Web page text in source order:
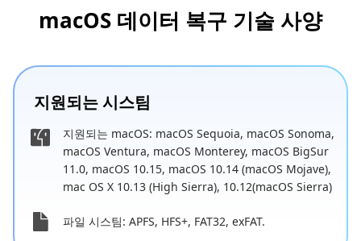
macOS 데이터 복구 기술 사양
지원되는 시스팀
지원되는 macOS: macOS Sequoia, macOS Sonoma,
macOS Ventura, macOS Monterey, macOS BigSur
11.0, macOS 10.15, macOS 10.14 (macOS Mojave),
mac OS X 10.13 (High Sierra), 10.12(macOS Sierra)
파일 시스팀: APFS, HFS+, FAT32, exFAT.